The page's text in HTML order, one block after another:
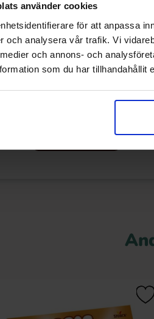
använder cookies
för att anpassa
och analysera vår trafik. Vi
och annons- och
som du har